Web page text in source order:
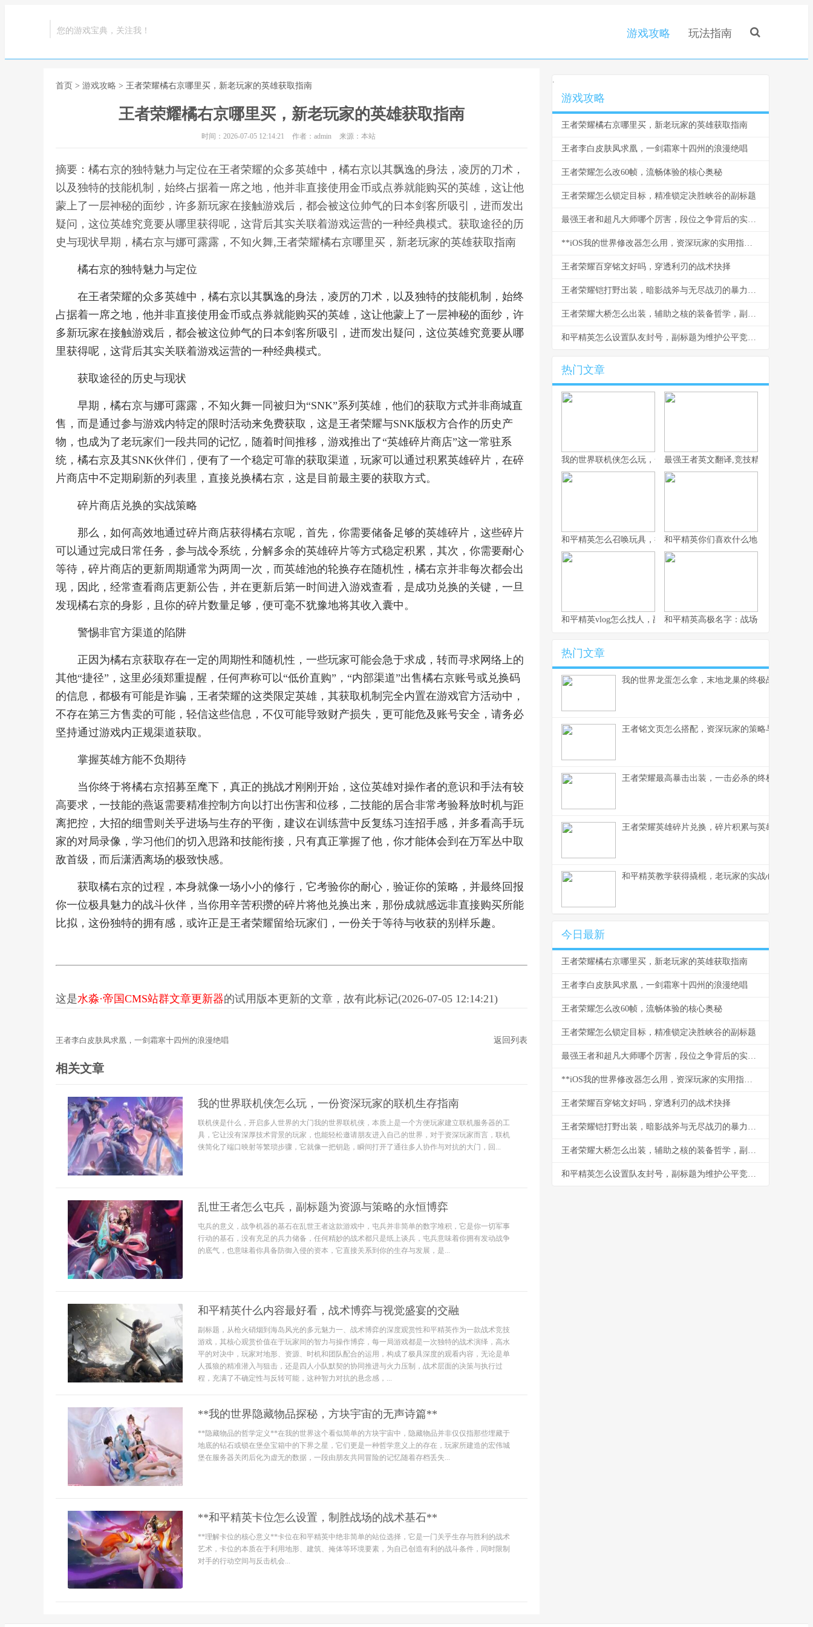
您的游戏宝典，关注我！ 游戏攻略 玩法指南
首页 > 游戏攻略 > 王者荣耀橘右京哪里买，新老玩家的英雄获取指南
王者荣耀橘右京哪里买，新老玩家的英雄获取指南
时间：2026-07-05 12:14:21 作者：admin 来源：本站
摘要：橘右京的独特魅力与定位在王者荣耀的众多英雄中，橘右京以其飘逸的身法，凌厉的刀术，
以及独特的技能机制，始终占据着一席之地，他并非直接使用金币或点券就能购买的英雄，这让他
蒙上了一层神秘的面纱，许多新玩家在接触游戏后，都会被这位帅气的日本剑客所吸引，进而发出
疑问，这位英雄究竟要从哪里获得呢，这背后其实关联着游戏运营的一种经典模式。获取途径的历
史与现状早期，橘右京与娜可露露，不知火舞,王者荣耀橘右京哪里买，新老玩家的英雄获取指南
橘右京的独特魅力与定位
在王者荣耀的众多英雄中，橘右京以其飘逸的身法，凌厉的刀术，以及独特的技能机制，始终
占据着一席之地，他并非直接使用金币或点券就能购买的英雄，这让他蒙上了一层神秘的面纱，许
多新玩家在接触游戏后，都会被这位帅气的日本剑客所吸引，进而发出疑问，这位英雄究竟要从哪
里获得呢，这背后其实关联着游戏运营的一种经典模式。
获取途径的历史与现状
早期，橘右京与娜可露露，不知火舞一同被归为“SNK”系列英雄，他们的获取方式并非商城直
售，而是通过参与游戏内特定的限时活动来免费获取，这是王者荣耀与SNK版权方合作的历史产
物，也成为了老玩家们一段共同的记忆，随着时间推移，游戏推出了“英雄碎片商店”这一常驻系
统，橘右京及其SNK伙伴们，便有了一个稳定可靠的获取渠道，玩家可以通过积累英雄碎片，在碎
片商店中不定期刷新的列表里，直接兑换橘右京，这是目前最主要的获取方式。
碎片商店兑换的实战策略
那么，如何高效地通过碎片商店获得橘右京呢，首先，你需要储备足够的英雄碎片，这些碎片
可以通过完成日常任务，参与战令系统，分解多余的英雄碎片等方式稳定积累，其次，你需要耐心
等待，碎片商店的更新周期通常为两周一次，而英雄池的轮换存在随机性，橘右京并非每次都会出
现，因此，经常查看商店更新公告，并在更新后第一时间进入游戏查看，是成功兑换的关键，一旦
发现橘右京的身影，且你的碎片数量足够，便可毫不犹豫地将其收入囊中。
警惕非官方渠道的陷阱
正因为橘右京获取存在一定的周期性和随机性，一些玩家可能会急于求成，转而寻求网络上的
其他“捷径”，这里必须郑重提醒，任何声称可以“低价直购”，“内部渠道”出售橘右京账号或兑换码
的信息，都极有可能是诈骗，王者荣耀的这类限定英雄，其获取机制完全内置在游戏官方活动中，
不存在第三方售卖的可能，轻信这些信息，不仅可能导致财产损失，更可能危及账号安全，请务必
坚持通过游戏内正规渠道获取。
掌握英雄方能不负期待
当你终于将橘右京招募至麾下，真正的挑战才刚刚开始，这位英雄对操作者的意识和手法有较
高要求，一技能的燕返需要精准控制方向以打出伤害和位移，二技能的居合非常考验释放时机与距
离把控，大招的细雪则关乎进场与生存的平衡，建议在训练营中反复练习连招手感，并多看高手玩
家的对局录像，学习他们的切入思路和技能衔接，只有真正掌握了他，你才能体会到在万军丛中取
敌首级，而后潇洒离场的极致快感。
获取橘右京的过程，本身就像一场小小的修行，它考验你的耐心，验证你的策略，并最终回报
你一位极具魅力的战斗伙伴，当你用辛苦积攒的碎片将他兑换出来，那份成就感远非直接购买所能
比拟，这份独特的拥有感，或许正是王者荣耀留给玩家们，一份关于等待与收获的别样乐趣。
这是水淼·帝国CMS站群文章更新器的试用版本更新的文章，故有此标记(2026-07-05 12:14:21)
王者李白皮肤凤求凰，一剑霜寒十四州的浪漫绝唱 返回列表
相关文章
我的世界联机侠怎么玩，一份资深玩家的联机生存指南
联机侠是什么，开启多人世界的大门我的世界联机侠，本质上是一个方便玩家建立联机服务器的工
具，它让没有深厚技术背景的玩家，也能轻松邀请朋友进入自己的世界，对于资深玩家而言，联机
侠简化了端口映射等繁琐步骤，它就像一把钥匙，瞬间打开了通往多人协作与对抗的大门，回...
乱世王者怎么屯兵，副标题为资源与策略的永恒博弈
屯兵的意义，战争机器的基石在乱世王者这款游戏中，屯兵并非简单的数字堆积，它是你一切军事
行动的基石，没有充足的兵力储备，任何精妙的战术都只是纸上谈兵，屯兵意味着你拥有发动战争
的底气，也意味着你具备防御入侵的资本，它直接关系到你的生存与发展，是...
和平精英什么内容最好看，战术博弈与视觉盛宴的交融
副标题，从枪火硝烟到海岛风光的多元魅力一、战术博弈的深度观赏性和平精英作为一款战术竞技
游戏，其核心观赏价值在于玩家间的智力与操作博弈，每一局游戏都是一次独特的战术演绎，高水
平的对决中，玩家对地形、资源、时机和团队配合的运用，构成了极具深度的观看内容，无论是单
人孤狼的精准潜入与狙击，还是四人小队默契的协同推进与火力压制，战术层面的决策与执行过
程，充满了不确定性与反转可能，这种智力对抗的悬念感，...
**我的世界隐藏物品探秘，方块宇宙的无声诗篇**
**隐藏物品的哲学定义**在我的世界这个看似简单的方块宇宙中，隐藏物品并非仅仅指那些埋藏于
地底的钻石或锁在堡垒宝箱中的下界之星，它们更是一种哲学意义上的存在，玩家所建造的宏伟城
堡在服务器关闭后化为虚无的数据，一段由朋友共同冒险的记忆随着存档丢失...
**和平精英卡位怎么设置，制胜战场的战术基石**
**理解卡位的核心意义**卡位在和平精英中绝非简单的站位选择，它是一门关乎生存与胜利的战术
艺术，卡位的本质在于利用地形、建筑、掩体等环境要素，为自己创造有利的战斗条件，同时限制
对手的行动空间与反击机会...
.
游戏攻略
王者荣耀橘右京哪里买，新老玩家的英雄获取指南
王者李白皮肤凤求凰，一剑霜寒十四州的浪漫绝唱
王者荣耀怎么改60帧，流畅体验的核心奥秘
王者荣耀怎么锁定目标，精准锁定决胜峡谷的副标题
最强王者和超凡大师哪个厉害，段位之争背后的实力迷思
**iOS我的世界修改器怎么用，资深玩家的实用指南**
王者荣耀百穿铭文好吗，穿透利刃的战术抉择
王者荣耀铠打野出装，暗影战斧与无尽战刃的暴力美学
王者荣耀大桥怎么出装，辅助之核的装备哲学，副标题，理解装备逻辑方能掌控全局
和平精英怎么设置队友封号，副标题为维护公平竞技环境的思考
热门文章
我的世界联机侠怎么玩，一份资深玩家的联机生存指南
最强王者英文翻译,竞技精神的语言跨越
和平精英怎么召唤玩具，揭秘战场趣味彩蛋之旅
和平精英你们喜欢什么地图，战术与情
和平精英vlog怎么找人，副标题，从迷茫到精准的实战寻人指南
和平精英高极名字：战场代号的艺术与
热门文章
我的世界龙蛋怎么拿，末地龙巢的终极战利品
王者铭文页怎么搭配，资深玩家的策略与心得
王者荣耀最高暴击出装，一击必杀的终极艺术，副
王者荣耀英雄碎片兑换，碎片积累与英雄解锁之道
和平精英教学获得撬棍，老玩家的实战心得
今日最新
王者荣耀橘右京哪里买，新老玩家的英雄获取指南
王者李白皮肤凤求凰，一剑霜寒十四州的浪漫绝唱
王者荣耀怎么改60帧，流畅体验的核心奥秘
王者荣耀怎么锁定目标，精准锁定决胜峡谷的副标题
最强王者和超凡大师哪个厉害，段位之争背后的实力迷思
**iOS我的世界修改器怎么用，资深玩家的实用指南**
王者荣耀百穿铭文好吗，穿透利刃的战术抉择
王者荣耀铠打野出装，暗影战斧与无尽战刃的暴力美学
王者荣耀大桥怎么出装，辅助之核的装备哲学，副标题，理解装备逻辑方能掌控全局
和平精英怎么设置队友封号，副标题为维护公平竞技环境的思考